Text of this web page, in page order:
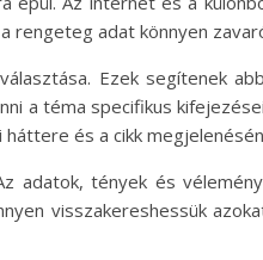
rengeteg adat könnyen
Ezek segítenek
a téma specifikus
és a cikk
adatok, tények és
visszakereshessük